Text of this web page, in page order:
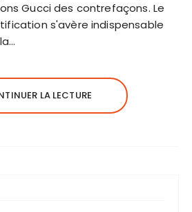
Gucci des contrefaçons. Le
s'avère indispensable
LA LECTURE